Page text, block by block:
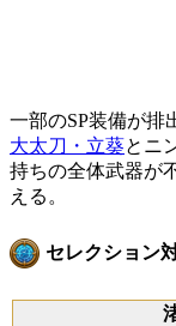
一部のSP装備が排
大太刀・立葵とニ
持ちの全体武器が
える。
セレクション